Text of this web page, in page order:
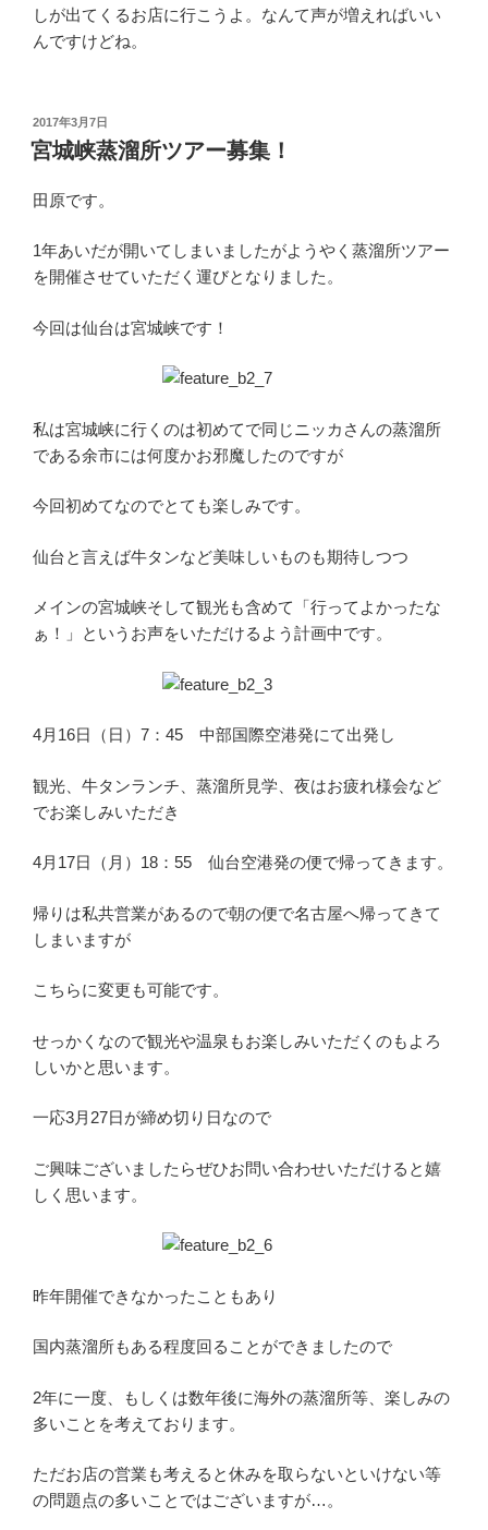
しが出てくるお店に行こうよ。なんて声が増えればいい
んですけどね。
投
稿
日:
2017年3月7日
宮城峡蒸溜所ツアー募集！
田原です。
1年あいだが開いてしまいましたがようやく蒸溜所ツアー
を開催させていただく運びとなりました。
今回は仙台は宮城峡です！
私は宮城峡に行くのは初めてで同じニッカさんの蒸溜所
である余市には何度かお邪魔したのですが
今回初めてなのでとても楽しみです。
仙台と言えば牛タンなど美味しいものも期待しつつ
メインの宮城峡そして観光も含めて「行ってよかったな
ぁ！」というお声をいただけるよう計画中です。
4月16日（日）7：45 中部国際空港発にて出発し
観光、牛タンランチ、蒸溜所見学、夜はお疲れ様会など
でお楽しみいただき
4月17日（月）18：55 仙台空港発の便で帰ってきます。
帰りは私共営業があるので朝の便で名古屋へ帰ってきて
しまいますが
こちらに変更も可能です。
せっかくなので観光や温泉もお楽しみいただくのもよろ
しいかと思います。
一応3月27日が締め切り日なので
ご興味ございましたらぜひお問い合わせいただけると嬉
しく思います。
昨年開催できなかったこともあり
国内蒸溜所もある程度回ることができましたので
2年に一度、もしくは数年後に海外の蒸溜所等、楽しみの
多いことを考えております。
ただお店の営業も考えると休みを取らないといけない等
の問題点の多いことではございますが…。